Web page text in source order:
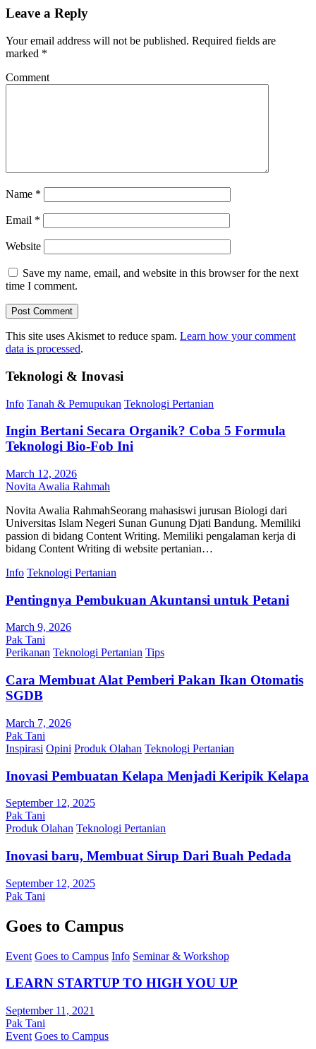
Leave a Reply
Your email address will not be published. Required fields are
marked *
Comment
Name *
Email *
Website
Save my name, email, and website in this browser for the next
time I comment.
This site uses Akismet to reduce spam. Learn how your comment
data is processed.
Teknologi & Inovasi
Info Tanah & Pemupukan Teknologi Pertanian
Ingin Bertani Secara Organik? Coba 5 Formula
Teknologi Bio-Fob Ini
March 12, 2026
Novita Awalia Rahmah
Novita Awalia RahmahSeorang mahasiswi jurusan Biologi dari
Universitas Islam Negeri Sunan Gunung Djati Bandung. Memiliki
passion di bidang Content Writing. Memiliki pengalaman kerja di
bidang Content Writing di website pertanian…
Info Teknologi Pertanian
Pentingnya Pembukuan Akuntansi untuk Petani
March 9, 2026
Pak Tani
Perikanan Teknologi Pertanian Tips
Cara Membuat Alat Pemberi Pakan Ikan Otomatis
SGDB
March 7, 2026
Pak Tani
Inspirasi Opini Produk Olahan Teknologi Pertanian
Inovasi Pembuatan Kelapa Menjadi Keripik Kelapa
September 12, 2025
Pak Tani
Produk Olahan Teknologi Pertanian
Inovasi baru, Membuat Sirup Dari Buah Pedada
September 12, 2025
Pak Tani
Goes to Campus
Event Goes to Campus Info Seminar & Workshop
LEARN STARTUP TO HIGH YOU UP
September 11, 2021
Pak Tani
Event Goes to Campus